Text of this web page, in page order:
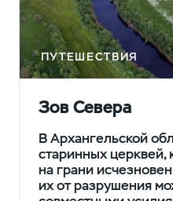
ПУТЕШЕСТВИЯ
Зов Севера
В Архангельской
старинных церквей,
на грани
их от разрушения